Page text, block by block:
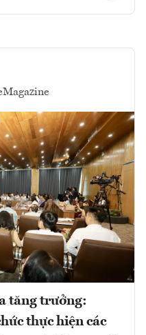
tăng trưởng:
thực hiện các